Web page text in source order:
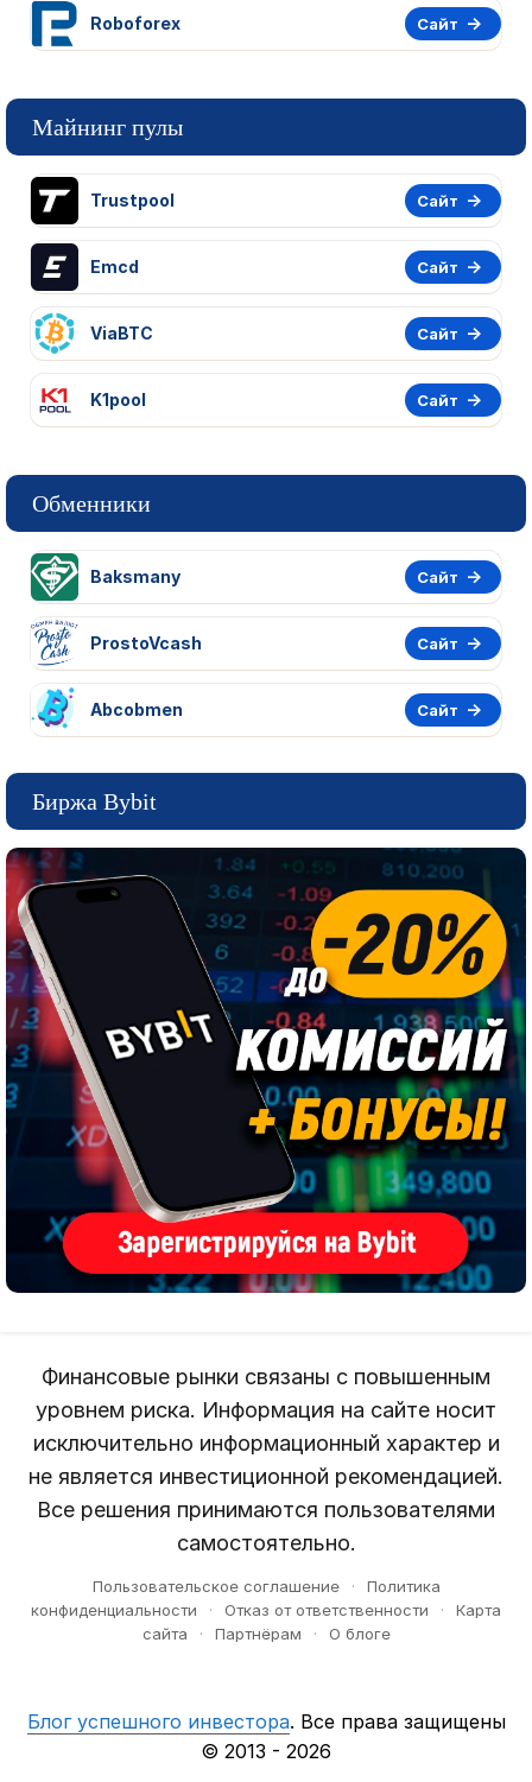
Roboforex Сайт
Майнинг пулы
Trustpool Сайт
Emcd Сайт
ViaBTC Сайт
K1pool Сайт
Обменники
Baksmany Сайт
ProstoVcash Сайт
Abcobmen Сайт
Биржа Bybit
Финансовые рынки связаны с повышенным
уровнем риска. Информация на сайте носит
исключительно информационный характер и
не является инвестиционной рекомендацией.
Все решения принимаются пользователями
самостоятельно.
Пользовательское соглашение ·
Политика
конфиденциальности
· Отказ от ответственности ·
Карта
сайта
· Партнёрам · О блоге
Блог успешного инвестора. Все права защищены
© 2013 - 2026